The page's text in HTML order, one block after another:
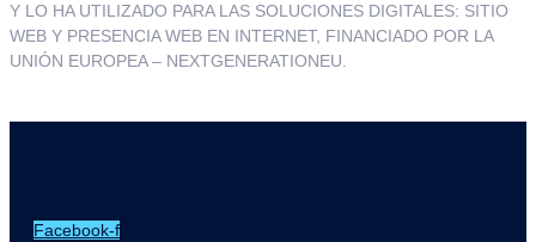
Y LO HA UTILIZADO PARA LAS SOLUCIONES DIGITALES: SITIO
WEB Y PRESENCIA WEB EN INTERNET, FINANCIADO POR LA
UNIÓN EUROPEA – NEXTGENERATIONEU.
Facebook-f